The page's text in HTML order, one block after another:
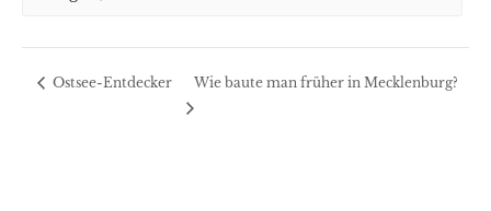
Ostsee-Entdecker Wie baute man früher in Mecklenburg?